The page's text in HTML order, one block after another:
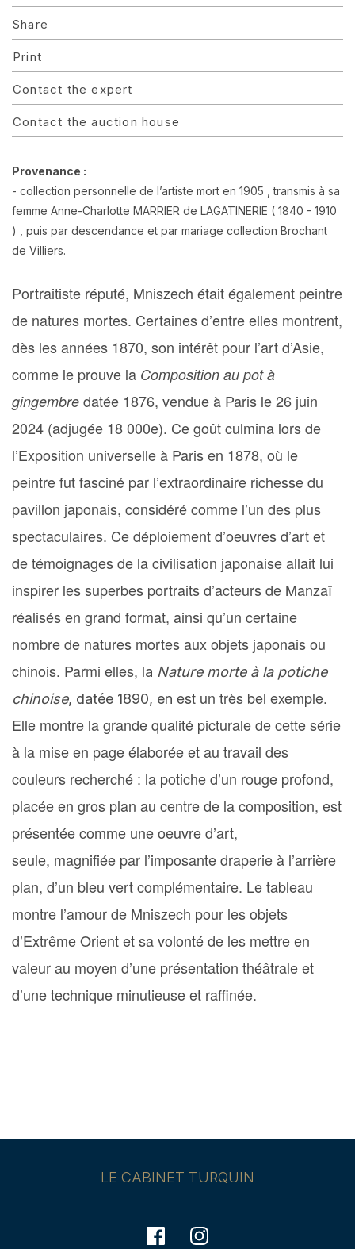
Share
Print
Contact the expert
Contact the auction house
Provenance :
- collection personnelle de l’artiste mort en 1905 , transmis à sa
femme Anne-Charlotte MARRIER de LAGATINERIE ( 1840 - 1910
) , puis par descendance et par mariage collection Brochant
de Villiers.
Portraitiste réputé, Mniszech était également peintre
de natures mortes. Certaines d’entre elles montrent,
dès les années 1870, son intérêt pour l’art d’Asie,
comme le prouve la Composition au pot à
gingembre datée 1876, vendue à Paris le 26 juin
2024 (adjugée 18 000e). Ce goût culmina lors de
l’Exposition universelle à Paris en 1878, où le
peintre fut fasciné par l’extraordinaire richesse du
pavillon japonais, considéré comme l’un des plus
spectaculaires. Ce déploiement d’oeuvres d’art et
de témoignages de la civilisation japonaise allait lui
inspirer les superbes portraits d’acteurs de Manzaï
réalisés en grand format, ainsi qu’un certaine
nombre de natures mortes aux objets japonais ou
chinois. Parmi elles, la Nature morte à la potiche
chinoise, datée 1890, en est un très bel exemple.
Elle montre la grande qualité picturale de cette série
à la mise en page élaborée et au travail des
couleurs recherché : la potiche d’un rouge profond,
placée en gros plan au centre de la composition, est
présentée comme une oeuvre d’art,
seule, magnifiée par l’imposante draperie à l’arrière
plan, d’un bleu vert complémentaire. Le tableau
montre l’amour de Mniszech pour les objets
d’Extrême Orient et sa volonté de les mettre en
valeur au moyen d’une présentation théâtrale et
d’une technique minutieuse et raffinée.
LE CABINET TURQUIN